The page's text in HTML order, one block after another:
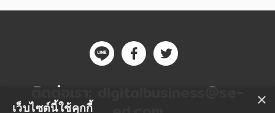
ติดต่อเรา: digitalbusiness@se- ×
เว็บไซต์นี้ใช้คุกกี้